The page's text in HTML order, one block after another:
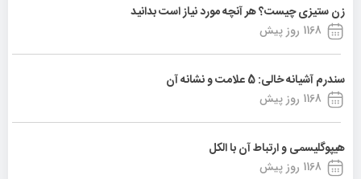
زن ستیزی چیست؟ هر آنچه مورد نیاز است بدانید
1168 روز پیش
سندرم آشیانه خالی: 5 علامت و نشانه آن
1168 روز پیش
هیپوگلیسمی و ارتباط آن با الکل
1168 روز پیش